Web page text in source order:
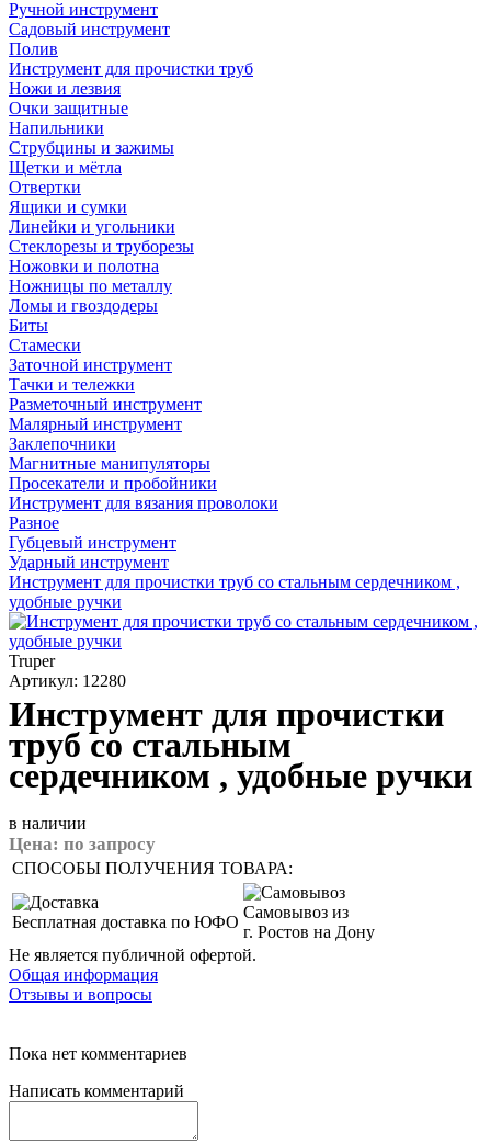
Ручной инструмент
Садовый инструмент
Полив
Инструмент для прочистки труб
Ножи и лезвия
Очки защитные
Напильники
Струбцины и зажимы
Щетки и мётла
Отвертки
Ящики и сумки
Линейки и угольники
Стеклорезы и труборезы
Ножовки и полотна
Ножницы по металлу
Ломы и гвоздодеры
Биты
Стамески
Заточной инструмент
Тачки и тележки
Разметочный инструмент
Малярный инструмент
Заклепочники
Магнитные манипуляторы
Просекатели и пробойники
Инструмент для вязания проволоки
Разное
Губцевый инструмент
Ударный инструмент
Инструмент для прочистки труб со стальным сердечником ,
удобные ручки
Truper
Артикул: 12280
Инструмент для прочистки
труб со стальным
сердечником , удобные ручки
в наличии
Цена: по запросу
СПОСОБЫ ПОЛУЧЕНИЯ ТОВАРА:
Бесплатная доставка по ЮФО
Самовывоз из
г. Ростов на Дону
Не является публичной офертой.
Общая информация
Отзывы и вопросы
Пока нет комментариев
Написать комментарий